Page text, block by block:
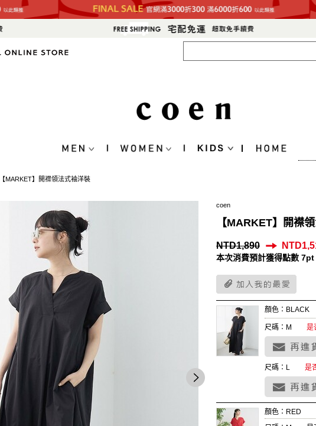
【MARKET】開襟領法式袖洋裝
coen
【MARKET】開襟
NTD1,890
本次消費預計獲得點數 7pt
顏色：BLACK
尺碼：M 是
尺碼：L 是
顏色：RED